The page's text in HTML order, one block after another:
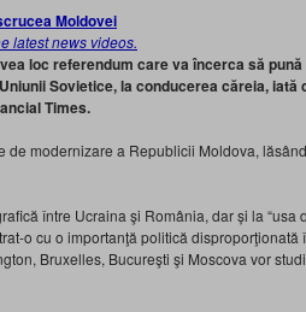
Moldovei
latest news videos.
loc referendum care va încerca să
Sovietice, la conducerea căreia, iată
Times.
de modernizare a Republicii Moldova,
între Ucraina şi România, dar și la “usa
o cu o importanţă politică
Bruxelles, Bucureşti şi Moscova vor